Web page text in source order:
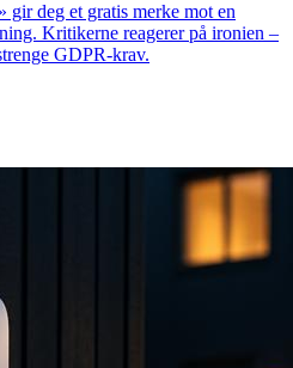
gir deg et gratis merke mot en
Kritikerne reagerer på ironien –
GDPR-krav.